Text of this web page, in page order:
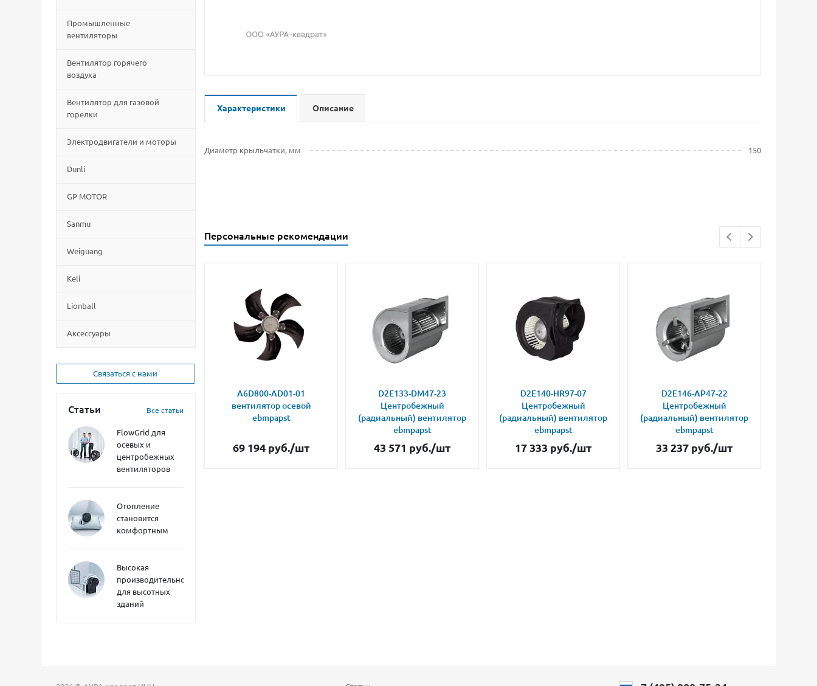
Промышленные
вентиляторы
Вентилятор горячего
воздуха
Вентилятор для газовой
горелки
Электродвигатели и моторы
Dunli
GP MOTOR
Sanmu
Weiguang
Keli
Lionball
Aксессуары
Связаться с нами
Статьи Все статьи
FlowGrid для
осевых и
центробежных
вентиляторов
Отопление
становится
комфортным
Высокая
производительность
для высотных
зданий
Характеристики Описание
Диаметр крыльчатки, мм 150
Персональные рекомендации
A6D800-AD01-01
вентилятор осевой
ebmpapst
69 194 руб./шт
D2E133-DM47-23
Центробежный
(радиальный) вентилятор
ebmpapst
43 571 руб./шт
D2E140-HR97-07
Центробежный
(радиальный) вентилятор
ebmpapst
17 333 руб./шт
D2E146-AP47-22
Центробежный
(радиальный) вентилятор
ebmpapst
33 237 руб./шт